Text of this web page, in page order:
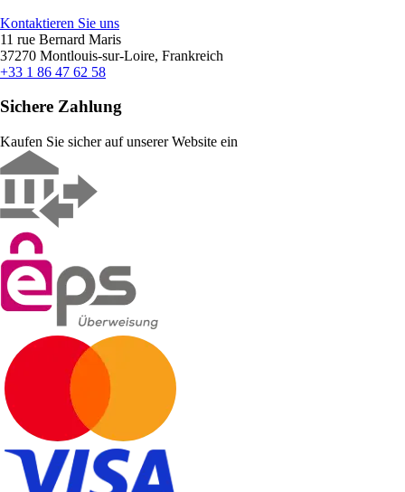
Kontaktieren Sie uns
11 rue Bernard Maris
37270 Montlouis-sur-Loire, Frankreich
+33 1 86 47 62 58
Sichere Zahlung
Kaufen Sie sicher auf unserer Website ein